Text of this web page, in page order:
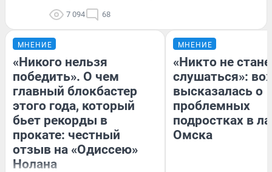
7 094 68
МНЕНИЕ
«Никого нельзя
победить». О чем
главный блокбастер
этого года, который
бьет рекорды в
прокате: честный
отзыв на «Одиссею»
Нолана
МНЕНИЕ
«Никто не
слушаться»:
высказалась о
проблемных
подростках в
Омска